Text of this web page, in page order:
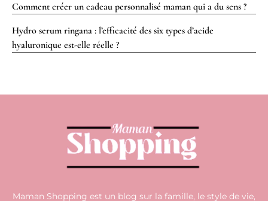
Comment créer un cadeau personnalisé maman qui a du sens ?
Hydro serum ringana : l’efficacité des six types d’acide
hyaluronique est-elle réelle ?
Maman Shopping est un blog sur la famille, le style de vie,